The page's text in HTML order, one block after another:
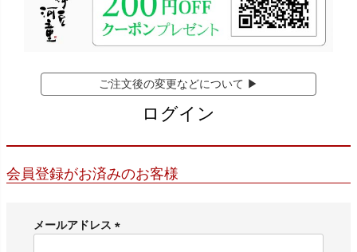
ご注文後の変更などについて ▶
ログイン
会員登録がお済みのお客様
メールアドレス